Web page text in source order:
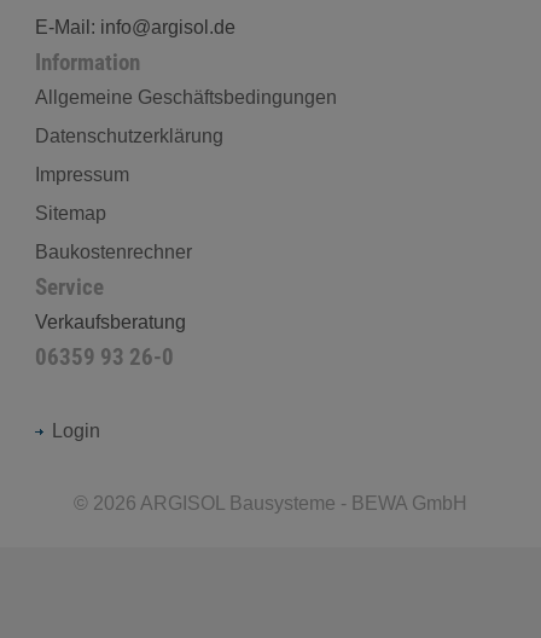
E-Mail: info@argisol.de
Information
Allgemeine Geschäftsbedingungen
Datenschutzerklärung
Impressum
Sitemap
Baukostenrechner
Service
Verkaufsberatung
06359 93 26-0
Login
© 2026 ARGISOL Bausysteme - BEWA GmbH